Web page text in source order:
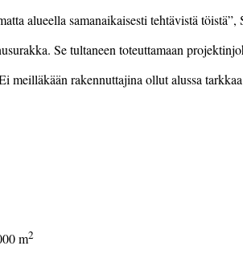
alueella samanaikaisesti tehtävistä töistä”,
Se tultaneen toteuttamaan
rakennuttajina ollut alussa
m2